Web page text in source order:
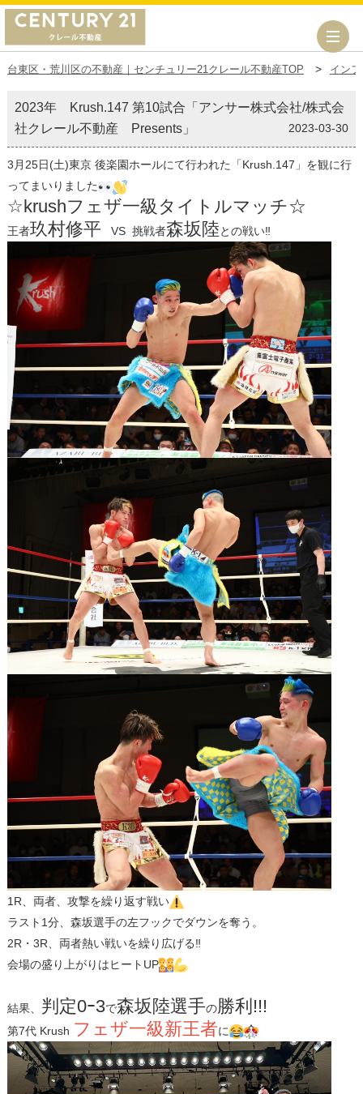
台東区・荒川区の不動産｜センチュリー21クレール不動産TOP イン
2023年 Krush.147 第10試合「アンサー株式会社/株式会
社クレール不動産 Presents」
2023-03-30
3月25日(土)東京 後楽園ホールにて行われた「Krush.147」を観に行
ってまいりました
☆krushフェザ一級タイトルマッチ☆
王者玖村修平 VS 挑戦者森坂陸との戦い‼
1R、両者、攻撃を繰り返す戦い
ラスト1分、森坂選手の左フックでダウンを奪う。
2R・3R、両者熱い戦いを繰り広げる‼
会場の盛り上がりはヒートUP
結果、 判定0ｰ3で森坂陸選手の勝利!!!
第7代 Krush フェザ一級新王者に